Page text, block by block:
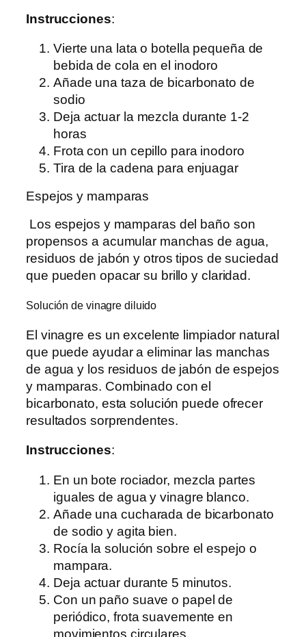
Instrucciones:
Vierte una lata o botella pequeña de
bebida de cola en el inodoro
Añade una taza de bicarbonato de
sodio
Deja actuar la mezcla durante 1-2
horas
Frota con un cepillo para inodoro
Tira de la cadena para enjuagar
Espejos y mamparas
Los espejos y mamparas del baño son
propensos a acumular manchas de agua,
residuos de jabón y otros tipos de suciedad
que pueden opacar su brillo y claridad.
Solución de vinagre diluido
El vinagre es un excelente limpiador natural
que puede ayudar a eliminar las manchas
de agua y los residuos de jabón de espejos
y mamparas. Combinado con el
bicarbonato, esta solución puede ofrecer
resultados sorprendentes.
Instrucciones:
En un bote rociador, mezcla partes
iguales de agua y vinagre blanco.
Añade una cucharada de bicarbonato
de sodio y agita bien.
Rocía la solución sobre el espejo o
mampara.
Deja actuar durante 5 minutos.
Con un paño suave o papel de
periódico, frota suavemente en
movimientos circulares.